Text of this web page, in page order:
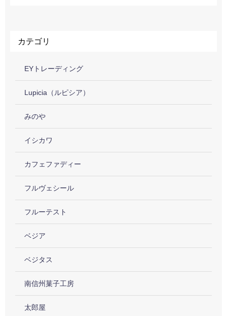
カテゴリ
EYトレーディング
Lupicia（ルピシア）
みのや
イシカワ
カフェファディー
フルヴェシール
フルーテスト
ベジア
ベジタス
南信州菓子工房
太郎屋